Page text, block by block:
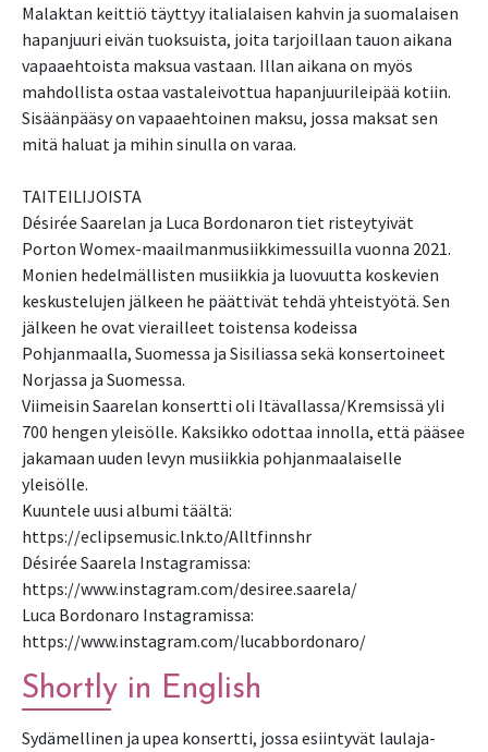
Malaktan keittiö täyttyy italialaisen kahvin ja suomalaisen
hapanjuuri eivän tuoksuista, joita tarjoillaan tauon aikana
vapaaehtoista maksua vastaan. Illan aikana on myös
mahdollista ostaa vastaleivottua hapanjuurileipää kotiin.
Sisäänpääsy on vapaaehtoinen maksu, jossa maksat sen
mitä haluat ja mihin sinulla on varaa.
TAITEILIJOISTA
Désirée Saarelan ja Luca Bordonaron tiet risteytyivät
Porton Womex-maailmanmusiikkimessuilla vuonna 2021.
Monien hedelmällisten musiikkia ja luovuutta koskevien
keskustelujen jälkeen he päättivät tehdä yhteistyötä. Sen
jälkeen he ovat vierailleet toistensa kodeissa
Pohjanmaalla, Suomessa ja Sisiliassa sekä konsertoineet
Norjassa ja Suomessa.
Viimeisin Saarelan konsertti oli Itävallassa/Kremsissä yli
700 hengen yleisölle. Kaksikko odottaa innolla, että pääsee
jakamaan uuden levyn musiikkia pohjanmaalaiselle
yleisölle.
Kuuntele uusi albumi täältä:
https://eclipsemusic.lnk.to/Alltfinnshr
Désirée Saarela Instagramissa:
https://www.instagram.com/desiree.saarela/
Luca Bordonaro Instagramissa:
https://www.instagram.com/lucabbordonaro/
Shortly in English
Sydämellinen ja upea konsertti, jossa esiintyvät laulaja-